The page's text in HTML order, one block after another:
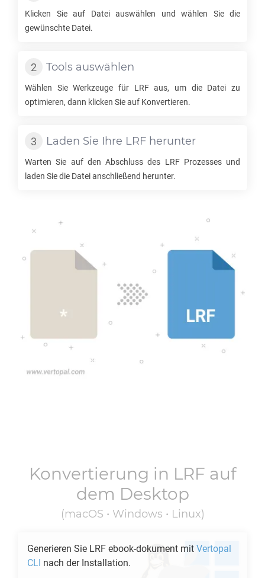
Klicken Sie auf Datei auswählen und wählen Sie die
gewünschte Datei.
Tools auswählen
Wählen Sie Werkzeuge für LRFaus, um die Datei zu
optimieren, dann klicken Sie auf Konvertieren.
Laden Sie Ihre LRF herunter
Warten Sie auf den Abschluss des LRFProzesses und
laden Sie die Datei anschließend herunter.
Konvertierung in LRF auf
dem Desktop
(macOS • Windows • Linux)
Generieren Sie LRF ebook-dokument mit Vertopal
CLI nach der Installation.